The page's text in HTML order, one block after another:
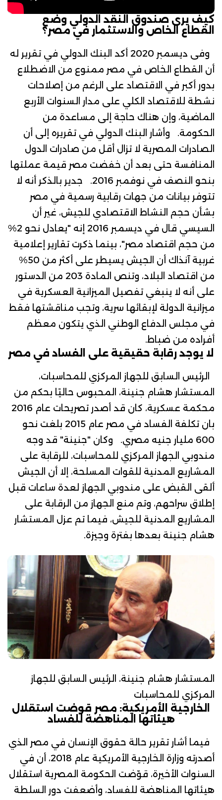
كيف يرى صندوق النقد الدولي وضع
القطاع الخاص والاستثمار في مصر؟
وفى ديسمبر 2020 أكد البنك الدولي في تقرير له
أن القطاع الخاص في مصر ممنوع من الاضطلاع
بدور أكبر في الاقتصاد على الرغم من إصلاحات
نشطة للاقتصاد الكلي على مدار السنوات الأربع
الماضية، وإن هناك حاجة إلى مساعدة من
الحكومة. وأشار البنك الدولي في تقريره إلى أن
الصادرات المصرية لا تزال أقل من صادرات الدول
المنافسة حتى بعد أن خفضت مصر قيمة عملتها
بنحو النصف في نوفمبر 2016. جدير بالذكر أنه لا
تتوفر بيانات من جهات رقابية رسمية في مصر
بشأن حجم النشاط الاقتصادي للجيش، غير أن
السيسي
قال في ديسمبر 2016 إنه "يعادل نحو 2%
من حجم اقتصاد مصر"، بينما ذكرت تقارير إعلامية
غربية آنذاك أن الجيش يسيطر على أكثر من 50%
من اقتصاد البلاد، وتنص المادة 203 من الدستور
على أنه لا ينبغي تفصيل الميزانية العسكرية في
ميزانية الدولة لإبقائها سرية، وتجب مناقشتها فقط
في مجلس الدفاع الوطني الذي يتكون معظم
أفراده من ضباط.
لا يوجد رقابة حقيقية على الفساد في مصر
الرئيس السابق للجهاز المركزي للمحاسبات،
المستشار هشام جنينة، المحبوس حاليًا بحكم من
محكمة عسكرية، كان قد أصدر تصريحات عام 2016
بان تكلفة الفساد في مصر عام 2015 بلغت نحو
600 مليار جنيه مصري. وكان "جنينة" قد وجه
مندوبي الجهاز المركزي للمحاسبات، للرقابة على
المشاريع المدنية للقوات المسلحة، إلا أن الجيش
ألقى القبض على مندوبي الجهاز لعدة ساعات قبل
إطلاق سراحهم، وتم منع الجهاز من الرقابة على
المشاريع المدنية للجيش، فيما تم عزل المستشار
هشام جنينة بعدها بفترة وجيزة.
المستشار هشام جنينة، الرئيس السابق للجهاز
المركزي للمحاسبات
الخارجية الأمريكية: مصر قوضت استقلال
هيئاتها المناهضة للفساد
فيما أشار تقرير حالة حقوق الإنسان في مصر الذي
أصدرته وزارة الخارجية الأمريكية
عام 2018، أن في
السنوات الأخيرة، قوّضت الحكومة المصرية استقلال
هيئاتها المناهضة للفساد، وأضعفت دور السلطة